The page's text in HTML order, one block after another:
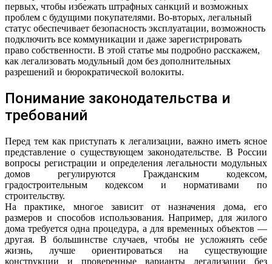
первых, чтобы избежать штрафных санкций и возможных
проблем с будущими покупателями. Во-вторых, легальный
статус обеспечивает безопасность эксплуатации, возможность
подключить все коммуникации и даже зарегистрировать
право собственности. В этой статье мы подробно расскажем,
как легализовать модульный дом без дополнительных
разрешений и бюрократической волокиты.
Понимание законодательства и
требований
Перед тем как приступать к легализации, важно иметь ясное
представление о существующем законодательстве. В России
вопросы регистрации и определения легальности модульных
домов регулируются Гражданским кодексом,
градостроительным кодексом и нормативами по
строительству.
На практике, многое зависит от назначения дома, его
размеров и способов использования. Например, для жилого
дома требуется одна процедура, а для временных объектов —
другая. В большинстве случаев, чтобы не усложнять себе
жизнь, лучше ориентироваться на существующие
конструкции и проверенные варианты легализации без